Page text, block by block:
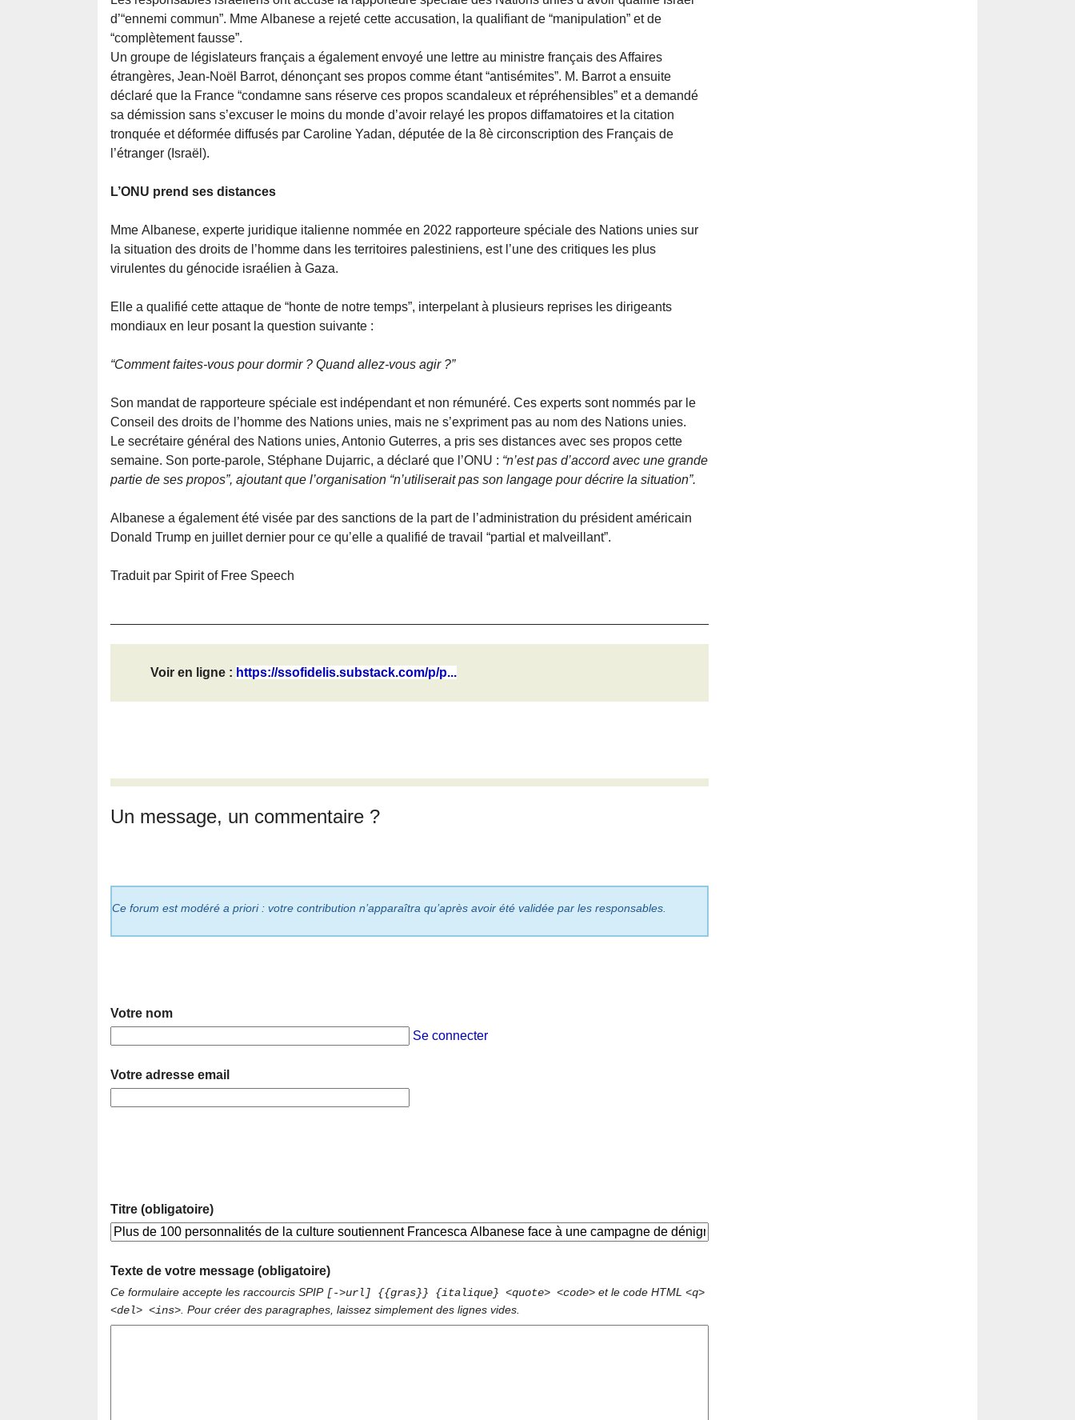
d’“ennemi commun”. Mme Albanese a rejeté cette accusation, la qualifiant de “manipulation” et de
“complètement fausse”.
Un groupe de législateurs français a également envoyé une lettre au ministre français des Affaires
étrangères, Jean-Noël Barrot, dénonçant ses propos comme étant “antisémites”. M. Barrot a ensuite
déclaré que la France “condamne sans réserve ces propos scandaleux et répréhensibles” et a demandé
sa démission sans s’excuser le moins du monde d’avoir relayé les propos diffamatoires et la citation
tronquée et déformée diffusés par Caroline Yadan, députée de la 8è circonscription des Français de
l’étranger (Israël).
L’ONU prend ses distances
Mme Albanese, experte juridique italienne nommée en 2022 rapporteure spéciale des Nations unies sur
la situation des droits de l’homme dans les territoires palestiniens, est l’une des critiques les plus
virulentes du génocide israélien à Gaza.
Elle a qualifié cette attaque de “honte de notre temps”, interpelant à plusieurs reprises les dirigeants
mondiaux en leur posant la question suivante :
“Comment faites-vous pour dormir ? Quand allez-vous agir ?”
Son mandat de rapporteure spéciale est indépendant et non rémunéré. Ces experts sont nommés par le
Conseil des droits de l’homme des Nations unies, mais ne s’expriment pas au nom des Nations unies.
Le secrétaire général des Nations unies, Antonio Guterres, a pris ses distances avec ses propos cette
semaine. Son porte-parole, Stéphane Dujarric, a déclaré que l’ONU : “n’est pas d’accord avec une grande
partie de ses propos”, ajoutant que l’organisation “n’utiliserait pas son langage pour décrire la situation”.
Albanese a également été visée par des sanctions de la part de l’administration du président américain
Donald Trump en juillet dernier pour ce qu’elle a qualifié de travail “partial et malveillant”.
Traduit par Spirit of Free Speech
Voir en ligne : https://ssofidelis.substack.com/p/p...
Un message, un commentaire ?
Ce forum est modéré a priori : votre contribution n’apparaîtra qu’après avoir été validée par les responsables.
Votre nom
Se connecter
Votre adresse email
Titre (obligatoire)
Texte de votre message (obligatoire)
Ce formulaire accepte les raccourcis SPIP [->url] {{gras}} {italique} <quote> <code> et le code HTML <q>
<del> <ins> . Pour créer des paragraphes, laissez simplement des lignes vides.